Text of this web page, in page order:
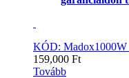
KÓD:
159,000 Ft
Tovább